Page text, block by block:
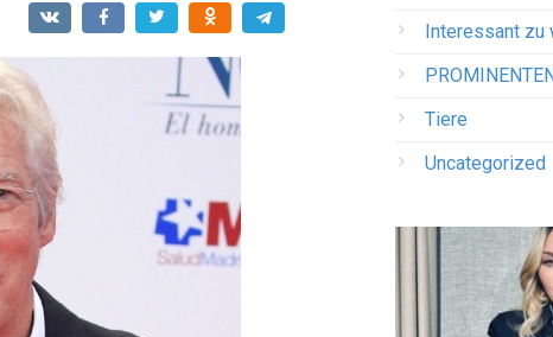
Interessant zu
Tiere
Uncategorized